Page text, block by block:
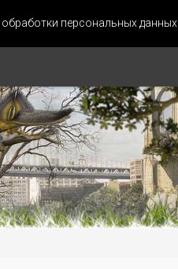
персональных данных.